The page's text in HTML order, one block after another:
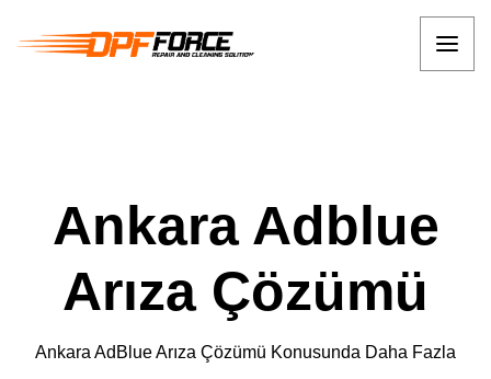
Ankara Adblue
Arıza Çözümü
Ankara AdBlue Arıza Çözümü Konusunda Daha Fazla